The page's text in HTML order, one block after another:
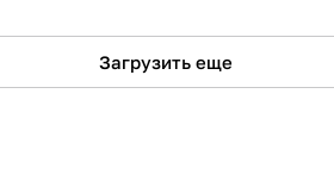
Загрузить еще